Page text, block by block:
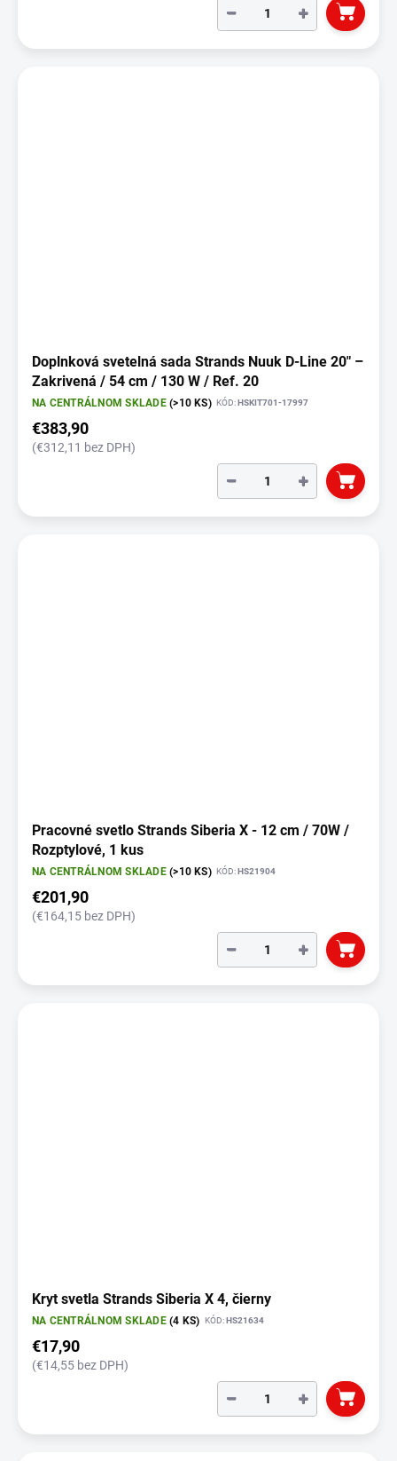
+
−
Doplnková svetelná sada Strands Nuuk D-Line 20" –
Zakrivená / 54 cm / 130 W / Ref. 20
NA CENTRÁLNOM SKLADE(>10 KS) KÓD: HSKIT701-17997
€383,90
(€312,11 bez DPH)
+
−
Pracovné svetlo Strands Siberia X - 12 cm / 70W /
Rozptylové, 1 kus
NA CENTRÁLNOM SKLADE(>10 KS) KÓD:HS21904
€201,90
(€164,15 bez DPH)
+
−
Kryt svetla Strands Siberia X 4, čierny
NA CENTRÁLNOM SKLADE(4 KS) KÓD:HS21634
€17,90
(€14,55 bez DPH)
+
−